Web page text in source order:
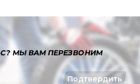
МЫ ВАМ ПЕРЕЗВОНИМ
Подтвердить